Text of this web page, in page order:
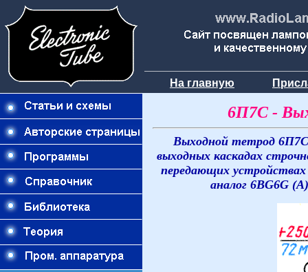
На главную
6П7С -
Выходной тетрод 6П7С
выходных каскадах
передающих
аналог 6BG6G